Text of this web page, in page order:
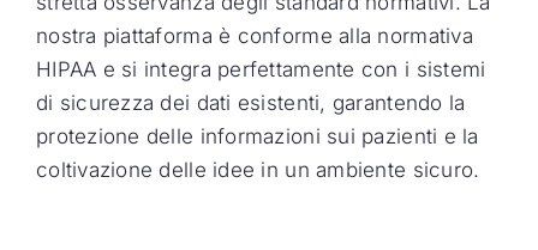
nostra piattaforma è conforme alla normativa
HIPAA e si integra perfettamente con i sistemi
di sicurezza dei dati esistenti, garantendo la
protezione delle informazioni sui pazienti e la
coltivazione delle idee in un ambiente sicuro.